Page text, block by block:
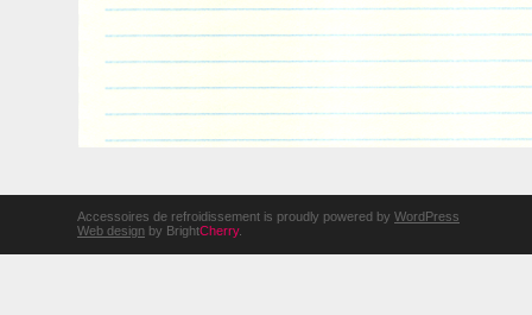
Accessoires de refroidissement is proudly powered by WordPress
Web design by BrightCherry.